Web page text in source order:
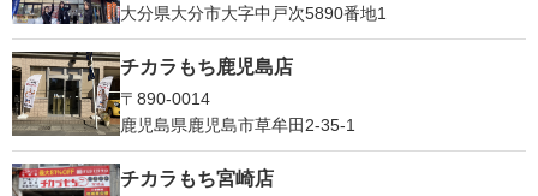
大分県大分市大字中戸次5890番地1
チカラもち鹿児島店
〒890-0014
鹿児島県鹿児島市草牟田2-35-1
チカラもち宮崎店